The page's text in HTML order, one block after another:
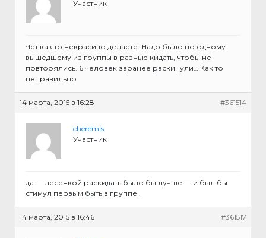
Участник
Чет как то некрасиво делаете. Надо было по одному
вышедшему из группы в разные кидать, чтобы не
повторялись. 6 человек заранее раскинули… Как то
неправильно
14 марта, 2015 в 16:28 #361514
cheremis
Участник
да — лесенкой раскидать было бы лучше — и был бы
стимул первым быть в группе .
14 марта, 2015 в 16:46 #361517